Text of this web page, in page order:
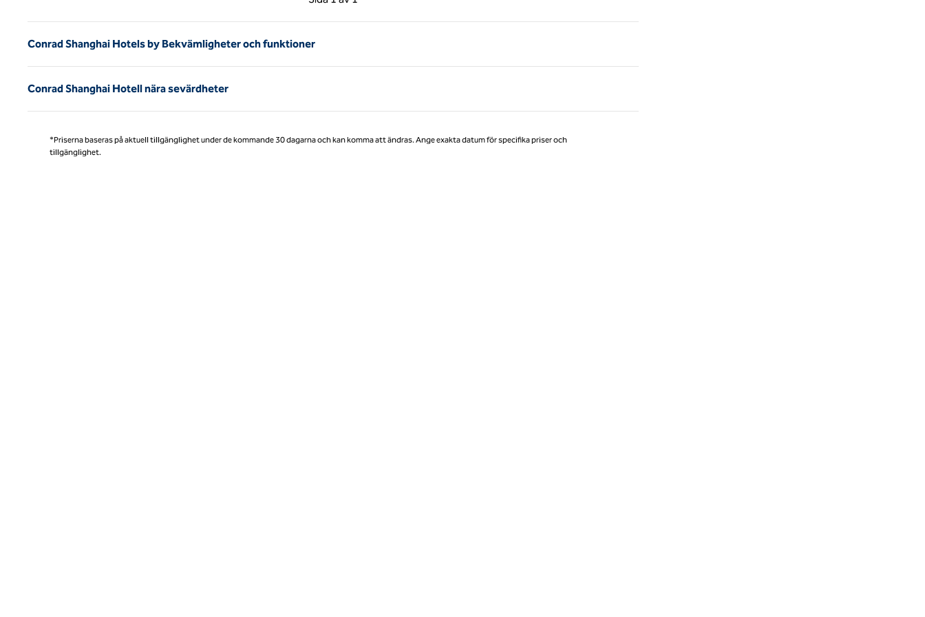
Sida 1 av 1
Conrad Shanghai Hotels by Bekvämligheter och funktioner
Conrad Shanghai Hotell nära sevärdheter
*Priserna baseras på aktuell tillgänglighet under de kommande 30 dagarna och kan komma att ändras. Ange exakta datum för specifika priser och
tillgänglighet.